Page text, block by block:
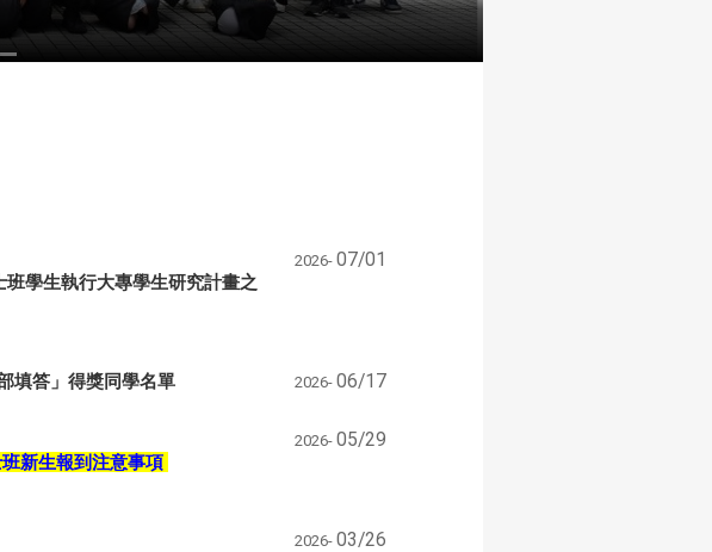
班學生執行大專學生研究計畫之
2026- 07/01
填答」得獎同學名單 2026- 06/17
新生報到注意事項
2026- 05/29
2026- 03/26